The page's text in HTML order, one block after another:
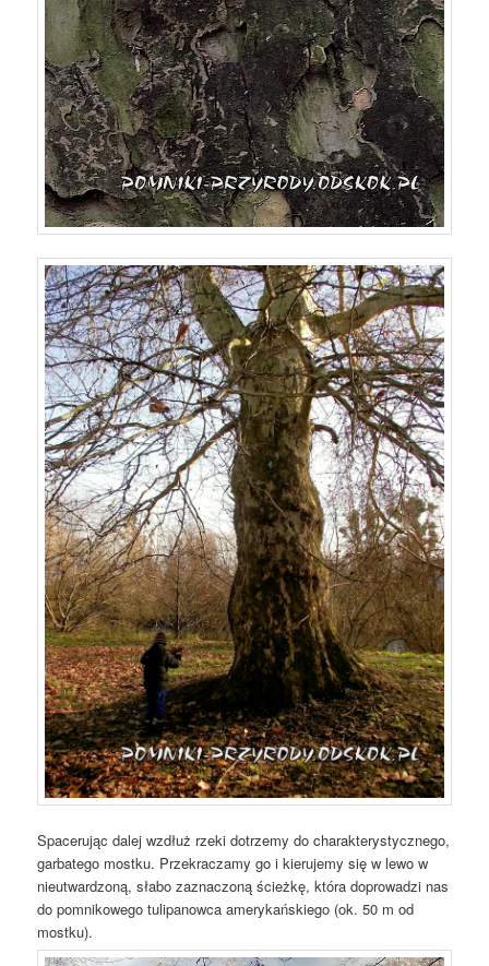
Spacerując dalej wzdłuż rzeki dotrzemy do charakterystycznego,
garbatego mostku. Przekraczamy go i kierujemy się w lewo w
nieutwardzoną, słabo zaznaczoną ścieżkę, która doprowadzi nas
do pomnikowego tulipanowca amerykańskiego (ok. 50 m od
mostku).